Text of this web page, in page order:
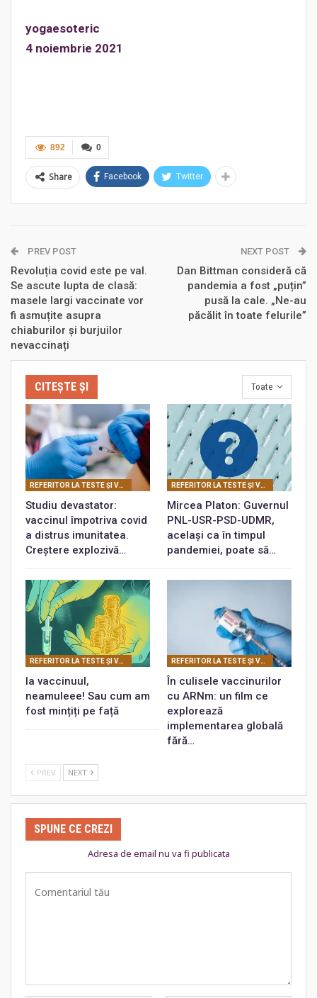
yogaesoteric
4 noiembrie 2021
0
892
Share Facebook Twitter
PREV POST
Revoluția covid este pe val.
Se ascute lupta de clasă:
masele largi vaccinate vor
fi asmuțite asupra
chiaburilor și burjuilor
nevaccinați
NEXT POST
Dan Bittman consideră că
pandemia a fost „puțin”
pusă la cale. „Ne-au
păcălit în toate felurile”
Toate
CITEȘTE ȘI
REFERITOR LA TESTE ŞI VACCINURI
Studiu devastator:
vaccinul împotriva covid
a distrus imunitatea.
Creștere explozivă…
REFERITOR LA TESTE ŞI VACCINURI
Mircea Platon: Guvernul
PNL-USR-PSD-UDMR,
același ca în timpul
pandemiei, poate să…
REFERITOR LA TESTE ŞI VACCINURI
Ia vaccinuul,
neamuleee! Sau cum am
fost mințiți pe față
REFERITOR LA TESTE ŞI VACCINURI
În culisele vaccinurilor
cu ARNm: un film ce
explorează
implementarea globală
fără…
PREV NEXT
SPUNE CE CREZI
Adresa de email nu va fi publicata